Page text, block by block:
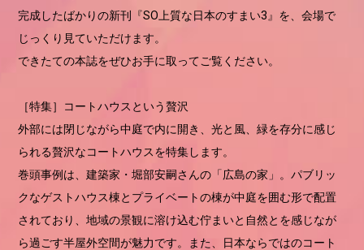
完成したばかりの新刊『SO上質な日本のすまい3』を、会場で
じっくり見ていただけます。
できたての本誌をぜひお手に取ってご覧ください。
［特集］コートハウスという贅沢
外部には閉じながら中庭で内に開き、光と風、緑を存分に感じ
られる贅沢なコートハウスを特集します。
巻頭事例は、建築家・堀部安嗣さんの「広島の家」。パブリッ
クなゲストハウス棟とプライベートの棟が中庭を囲む形で配置
されており、地域の景観に溶け込む佇まいと自然とを感じなが
ら過ごす半屋外空間が魅力です。また、日本ならではのコート